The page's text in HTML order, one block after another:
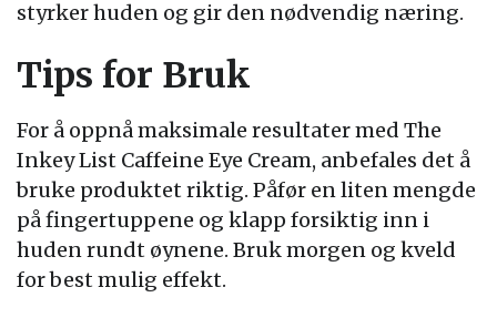
styrker huden og gir den nødvendig næring.
Tips for Bruk
For å oppnå maksimale resultater med The
Inkey List Caffeine Eye Cream, anbefales det å
bruke produktet riktig. Påfør en liten mengde
på fingertuppene og klapp forsiktig inn i
huden rundt øynene. Bruk morgen og kveld
for best mulig effekt.